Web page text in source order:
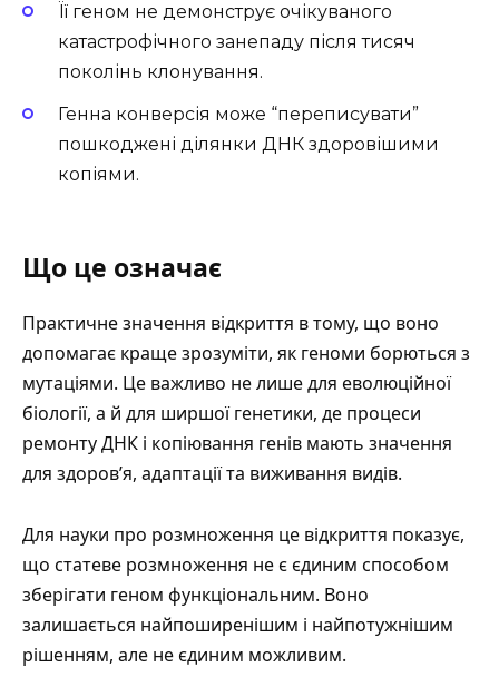
Її геном не демонструє очікуваного
катастрофічного занепаду після тисяч
поколінь клонування.
Генна конверсія може “переписувати”
пошкоджені ділянки ДНК здоровішими
копіями.
Що це означає
Практичне значення відкриття в тому, що воно
допомагає краще зрозуміти, як геноми борються з
мутаціями. Це важливо не лише для еволюційної
біології, а й для ширшої генетики, де процеси
ремонту ДНК і копіювання генів мають значення
для здоров’я, адаптації та виживання видів.
Для науки про розмноження це відкриття показує,
що статеве розмноження не є єдиним способом
зберігати геном функціональним. Воно
залишається найпоширенішим і найпотужнішим
рішенням, але не єдиним можливим.